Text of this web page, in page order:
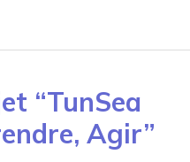
“TunSea
Agir”